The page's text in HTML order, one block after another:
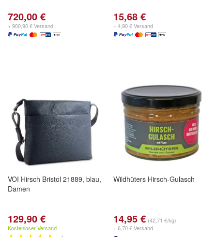
720,00 €
+ 900,90 € Versand
15,68 €
+ 4,90 € Versand
VOI Hirsch Bristol 21889, blau,
Damen
129,90 €
Kostenloser Versand
Wildhüters Hirsch-Gulasch
14,95 € (42,71 €/kg)
+ 6,70 € Versand